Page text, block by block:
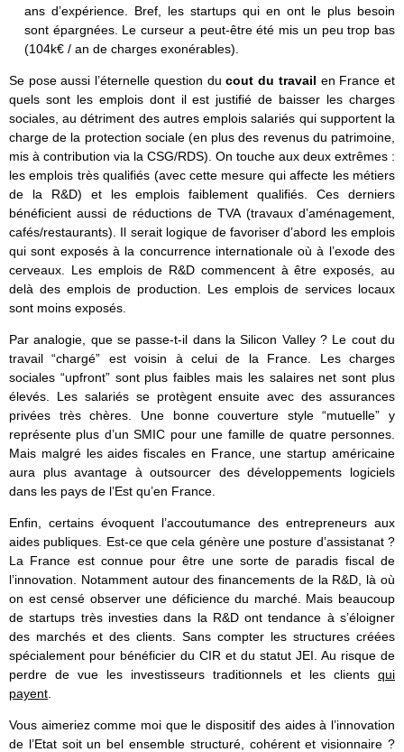
ans d’expérience. Bref, les startups qui en ont le plus besoin
sont épargnées. Le curseur a peut-être été mis un peu trop bas
(104k€ / an de charges exonérables).
Se pose aussi l’éternelle question ducout du travail en France et
quels sont les emplois dont il est justifié de baisser les charges
sociales, au détriment des autres emplois salariés qui supportent la
charge de la protection sociale (en plus des revenus du patrimoine,
mis à contribution via la CSG/RDS). On touche aux deux extrêmes :
les emplois très qualifiés (avec cette mesure qui affecte les métiers
de la R&D) et les emplois faiblement qualifiés. Ces derniers
bénéficient aussi de réductions de TVA (travaux d’aménagement,
cafés/restaurants). Il serait logique de favoriser d’abord les emplois
qui sont exposés à la concurrence internationale où à l’exode des
cerveaux. Les emplois de R&D commencent à être exposés, au
delà des emplois de production. Les emplois de services locaux
sont moins exposés.
Par analogie, que se passe-t-il dans la Silicon Valley ? Le cout du
travail “chargé” est voisin à celui de la France. Les charges
sociales “upfront” sont plus faibles mais les salaires net sont plus
élevés. Les salariés se protègent ensuite avec des assurances
privées très chères. Une bonne couverture style “mutuelle” y
représente plus d’un SMIC pour une famille de quatre personnes.
Mais malgré les aides fiscales en France, une startup américaine
aura plus avantage à outsourcer des développements logiciels
dans les pays de l’Est qu’en France.
Enfin, certains évoquent l’accoutumance des entrepreneurs aux
aides publiques. Est-ce que cela génère une posture d’assistanat ?
La France est connue pour être une sorte de paradis fiscal de
l’innovation. Notamment autour des financements de la R&D, là où
on est censé observer une déficience du marché. Mais beaucoup
de startups très investies dans la R&D ont tendance à s’éloigner
des marchés et des clients. Sans compter les structures créées
spécialement pour bénéficier du CIR et du statut JEI. Au risque de
perdre de vue les investisseurs traditionnels et les clients qui
payent
Vous aimeriez comme moi que le dispositif des aides à l’innovation
de l’Etat soit un bel ensemble structuré, cohérent et visionnaire ?